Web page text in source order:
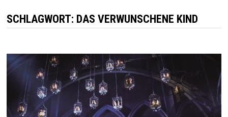
SCHLAGWORT: DAS VERWUNSCHENE KIND